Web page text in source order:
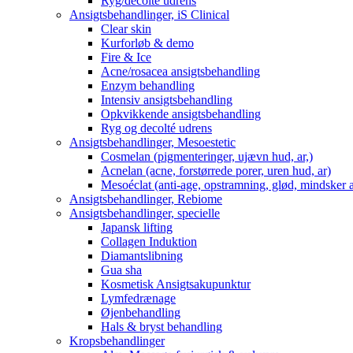
Ansigtsbehandlinger, iS Clinical
Clear skin
Kurforløb & demo
Fire & Ice
Acne/rosacea ansigtsbehandling
Enzym behandling
Intensiv ansigtsbehandling
Opkvikkende ansigtsbehandling
Ryg og decolté udrens
Ansigtsbehandlinger, Mesoestetic
Cosmelan (pigmenteringer, ujævn hud, ar,)
Acnelan (acne, forstørrede porer, uren hud, ar)
Mesoéclat (anti-age, opstramning, glød, mindsker
Ansigtsbehandlinger, Rebiome
Ansigtsbehandlinger, specielle
Japansk lifting
Collagen Induktion
Diamantslibning
Gua sha
Kosmetisk Ansigtsakupunktur
Lymfedrænage
Øjenbehandling
Hals & bryst behandling
Kropsbehandlinger